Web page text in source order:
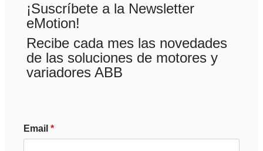
¡Suscríbete a la Newsletter
eMotion!
Recibe cada mes las novedades
de las soluciones de motores y
variadores ABB
Email